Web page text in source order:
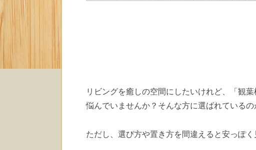
リビングを癒しの空間にしたいけれど、「観
悩んでいませんか？そんな方に選ばれているの
ただし、選び方や置き方を間違えると安っぽ